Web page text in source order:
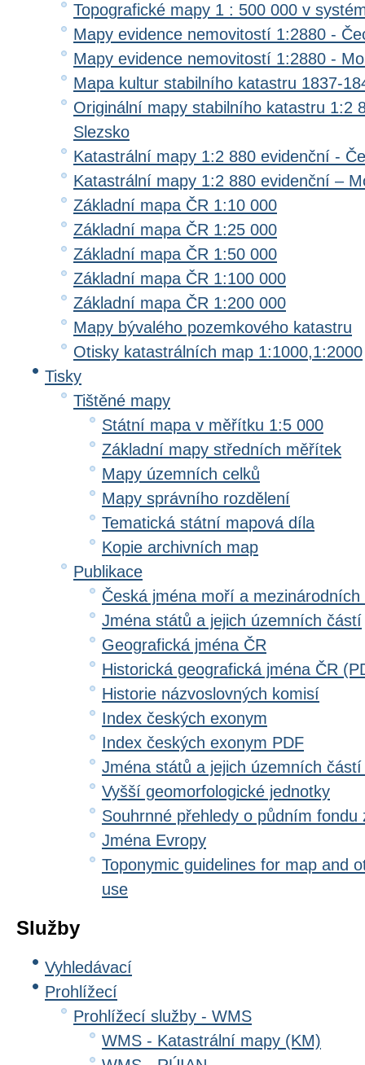
Topografické mapy 1 : 500 000 v
Mapy evidence nemovitostí 1:2880 -
Mapy evidence nemovitostí 1:2880 -
Mapa kultur stabilního katastru 1837-
Originální mapy stabilního katastru 1:2
Slezsko
Katastrální mapy 1:2 880 evidenční -
Katastrální mapy 1:2 880 evidenční –
Základní mapa ČR 1:10 000
Základní mapa ČR 1:25 000
Základní mapa ČR 1:50 000
Základní mapa ČR 1:100 000
Základní mapa ČR 1:200 000
Mapy bývalého pozemkového katastru
Otisky katastrálních map 1:1000,1:2000
Tisky
Tištěné mapy
Státní mapa v měřítku 1:5 000
Základní mapy středních měřítek
Mapy územních celků
Mapy správního rozdělení
Tematická státní mapová díla
Kopie archivních map
Publikace
Česká jména moří a
Jména států a jejich územních částí
Geografická jména ČR
Historická geografická jména ČR
Historie názvoslovných komisí
Index českých exonym
Index českých exonym PDF
Jména států a jejich územních
Vyšší geomorfologické jednotky
Souhrnné přehledy o půdním fondu
Jména Evropy
Toponymic guidelines for map and
use
Služby
Vyhledávací
Prohlížecí
Prohlížecí služby - WMS
WMS - Katastrální mapy (KM)